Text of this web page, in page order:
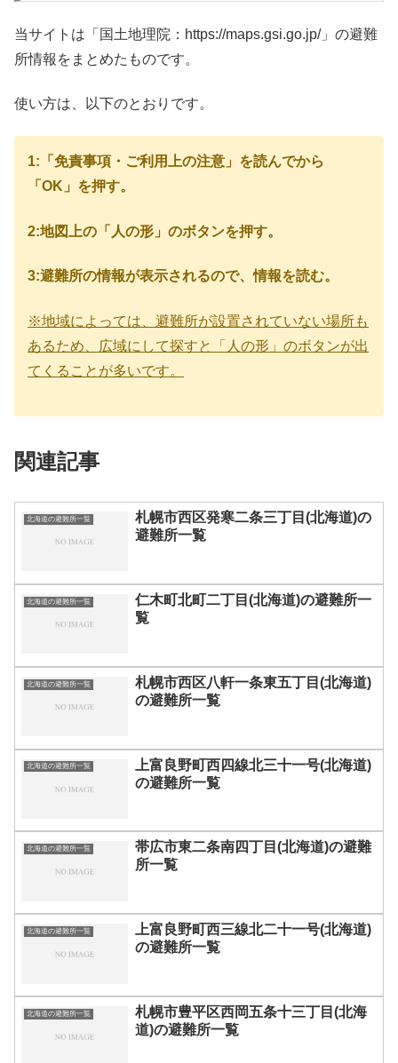
当サイトは「国土地理院：https://maps.gsi.go.jp/」の避難
所情報をまとめたものです。
使い方は、以下のとおりです。
1:「免責事項・ご利用上の注意」を読んでから
「OK」を押す。
2:地図上の「人の形」のボタンを押す。
3:避難所の情報が表示されるので、情報を読む。
※地域によっては、避難所が設置されていない場所も
あるため、広域にして探すと「人の形」のボタンが出
てくることが多いです。
関連記事
北海道の避難所一覧
札幌市西区発寒二条三丁目(北海道)の
避難所一覧
北海道の避難所一覧
仁木町北町二丁目(北海道)の避難所一
覧
北海道の避難所一覧
札幌市西区八軒一条東五丁目(北海道)
の避難所一覧
北海道の避難所一覧
上富良野町西四線北三十一号(北海道)
の避難所一覧
北海道の避難所一覧
帯広市東二条南四丁目(北海道)の避難
所一覧
北海道の避難所一覧
上富良野町西三線北二十一号(北海道)
の避難所一覧
北海道の避難所一覧
札幌市豊平区西岡五条十三丁目(北海
道)の避難所一覧